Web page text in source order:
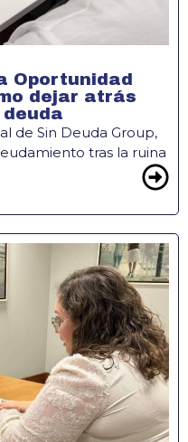
Oportunidad
dejar atrás
deuda
de Sin Deuda Group,
tras la ruina